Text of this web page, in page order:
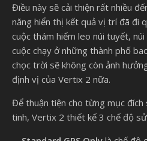
Điều này sẽ cải thiện rất nhiều
năng hiển thị kết quả vị trí đã đi
cuộc thám hiểm leo núi tuyết,
cuộc chạy ở những thành phố
chọc trời sẽ không còn ảnh
định vị của Vertix 2 nữa.
Để thuận tiện cho từng mục
tinh, Vertix 2 thiết kế 3 chế độ